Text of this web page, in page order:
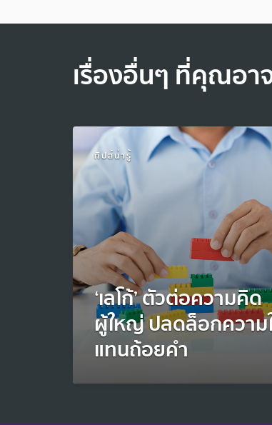
เรื่องอื่นๆ ที่คุณอา
ทิปส์น่ารู้
‘เลโก้’ ตัวต่อความคิด
ผู้ใหญ่ ปลดล็อกความ
แทนถ้อยคำ